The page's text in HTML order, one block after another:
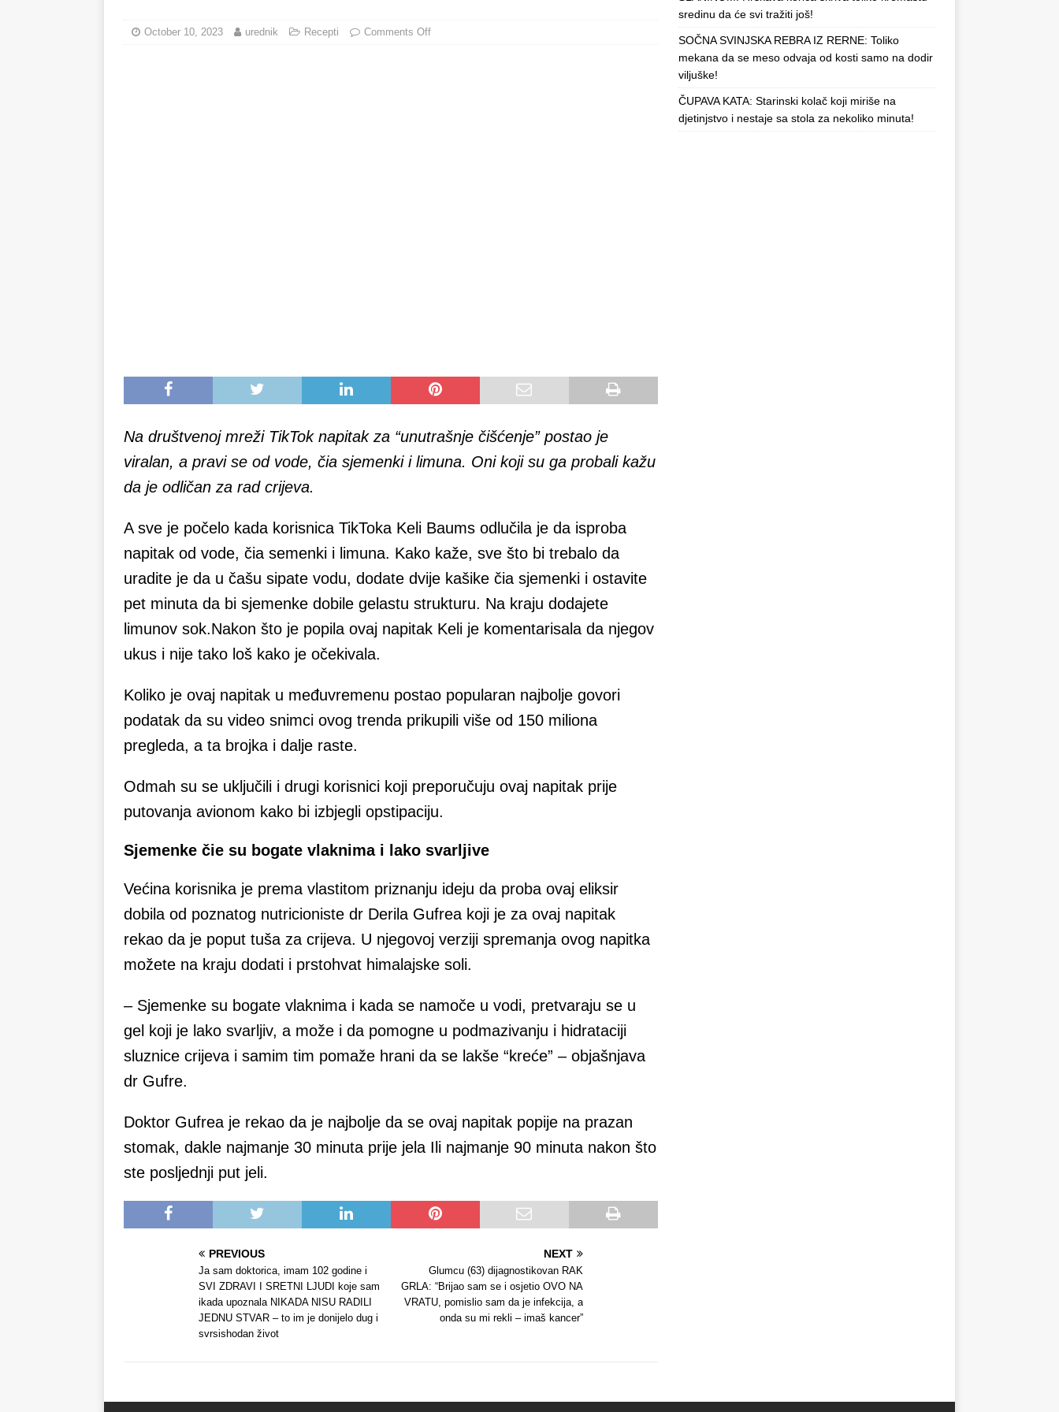
October 10, 2023 urednik Recepti Comments Off
Na društvenoj mreži TikTok napitak za “unutrašnje čišćenje” postao je
viralan, a pravi se od vode, čia sjemenki i limuna. Oni koji su ga probali kažu
da je odličan za rad crijeva.
A sve je počelo kada korisnica TikToka Keli Baums odlučila je da isproba
napitak od vode, čia semenki i limuna. Kako kaže, sve što bi trebalo da
uradite je da u čašu sipate vodu, dodate dvije kašike čia sjemenki i ostavite
pet minuta da bi sjemenke dobile gelastu strukturu. Na kraju dodajete
limunov sok.Nakon što je popila ovaj napitak Keli je komentarisala da njegov
ukus i nije tako loš kako je očekivala.
Koliko je ovaj napitak u međuvremenu postao popularan najbolje govori
podatak da su video snimci ovog trenda prikupili više od 150 miliona
pregleda, a ta brojka i dalje raste.
Odmah su se uključili i drugi korisnici koji preporučuju ovaj napitak prije
putovanja avionom kako bi izbjegli opstipaciju.
Sjemenke čie su bogate vlaknima i lako svarljive
Većina korisnika je prema vlastitom priznanju ideju da proba ovaj eliksir
dobila od poznatog nutricioniste dr Derila Gufrea koji je za ovaj napitak
rekao da je poput tuša za crijeva. U njegovoj verziji spremanja ovog napitka
možete na kraju dodati i prstohvat himalajske soli.
– Sjemenke su bogate vlaknima i kada se namoče u vodi, pretvaraju se u
gel koji je lako svarljiv, a može i da pomogne u podmazivanju i hidrataciji
sluznice crijeva i samim tim pomaže hrani da se lakše “kreće” – objašnjava
dr Gufre.
Doktor Gufrea je rekao da je najbolje da se ovaj napitak popije na prazan
stomak, dakle najmanje 30 minuta prije jela Ili najmanje 90 minuta nakon što
ste posljednji put jeli.
PREVIOUS
Ja sam doktorica, imam 102 godine i
SVI ZDRAVI I SRETNI LJUDI koje sam
ikada upoznala NIKADA NISU RADILI
JEDNU STVAR – to im je donijelo dug i
svrsishodan život
NEXT
Glumcu (63) dijagnostikovan RAK
GRLA: “Brijao sam se i osjetio OVO NA
VRATU, pomislio sam da je infekcija, a
onda su mi rekli – imaš kancer”
sredinu da će svi tražiti još!
SOČNA SVINJSKA REBRA IZ RERNE: Toliko
mekana da se meso odvaja od kosti samo na dodir
viljuške!
ČUPAVA KATA: Starinski kolač koji miriše na
djetinjstvo i nestaje sa stola za nekoliko minuta!